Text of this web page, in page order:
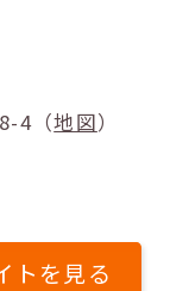
4（地図）
トを見る